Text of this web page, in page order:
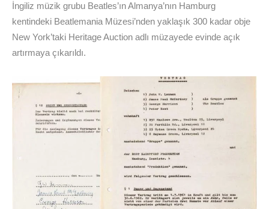
İngiliz müzik grubu Beatles’ın Almanya’nın Hamburg
kentindeki Beatlemania Müzesi’nden yaklaşık 300 kadar obje
New York’taki Heritage Auction adlı müzayede evinde açık
artırmaya çıkarıldı.